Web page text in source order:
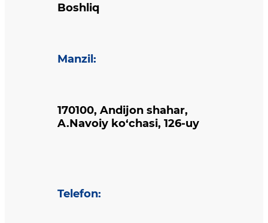
Boshliq
Manzil :
170100, Andijon shahar,
A.Navoiy ko‘chasi, 126-uy
Telefon: